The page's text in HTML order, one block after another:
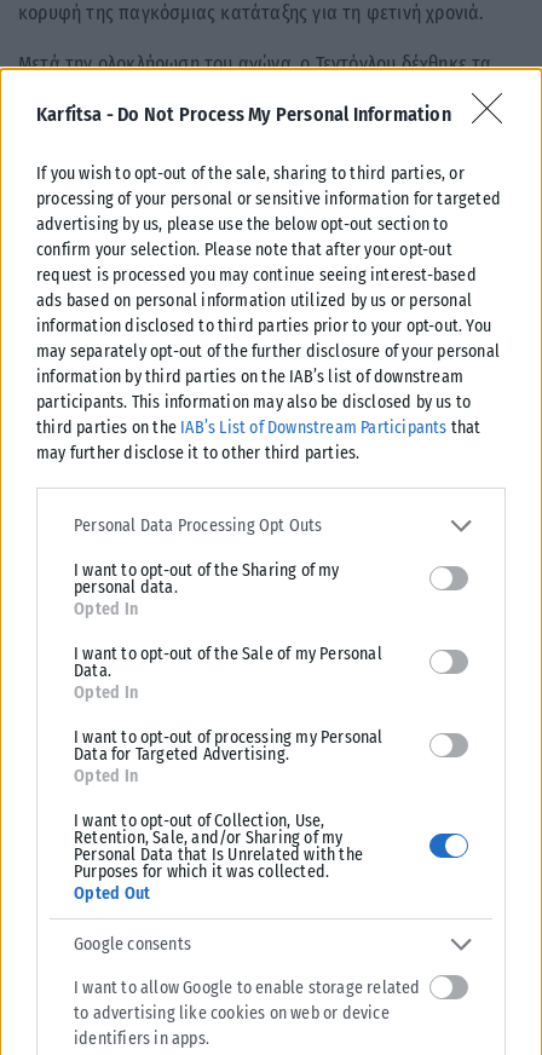
Karfitsa - Do Not Process My Personal Information
If you wish to opt-out of the sale, sharing to third parties, or
processing of your personal or sensitive information for targeted
advertising by us, please use the below opt-out section to
confirm your selection. Please note that after your opt-out
request is processed you may continue seeing interest-based
ads based on personal information utilized by us or personal
information disclosed to third parties prior to your opt-out. You
may separately opt-out of the further disclosure of your personal
information by third parties on the IAB’s list of downstream
participants. This information may also be disclosed by us to
third parties on the IAB’s List of Downstream Participants that
may further disclose it to other third parties.
Please note that this website/app uses one or more Google
services and may gather and store information including but not
deny consent to Google and its third-party tags to use your data
for below specified purposes in below Google consent section.
Personal Data Processing Opt Outs
I want to opt-out of the Sharing of my
personal data.
Opted In
I want to opt-out of the Sale of my Personal
Data.
Opted In
I want to opt-out of processing my Personal
Data for Targeted Advertising.
Opted In
I want to opt-out of Collection, Use,
Retention, Sale, and/or Sharing of my
Personal Data that Is Unrelated with the
Purposes for which it was collected.
Opted Out
Google consents
I want to allow Google to enable storage related
to advertising like cookies on web or device
identifiers in apps.
κορυφή της παγκόσμιας κατάταξης για τη φετινή χρονιά.
Μετά την ολοκλήρωση του αγώνα, ο Τεντόγλου δέχθηκε τα
συγχαρητήρια φίλων και συναθλητών του, με τον Εμμανουήλ
Καραλή να είναι από τους πρώτους που έσπευσαν να τον
Tags: Λεμεσός Μήκος Μίλτος Τεντόγλου
Σχετικά Άρθρα
ΕΛΛΆΔΑ
εμπρησμό της Marfin
Στην Ελλάδα έφτασε αργά το βράδυ της Πέμπτης (6/8) η 46χρονη που
κατηγορείται για εμπλοκή της στην υπόθεση της φονικής...
ΑΝΑΡΤΉΘΗΚΕ ΑΠΌKARFITSANEWS 06/08/2026